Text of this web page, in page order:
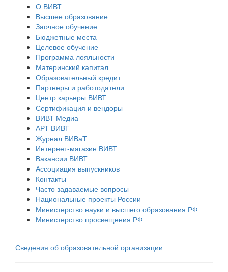
О ВИВТ
Высшее образование
Заочное обучение
Бюджетные места
Целевое обучение
Программа лояльности
Материнский капитал
Образовательный кредит
Партнеры и работодатели
Центр карьеры ВИВТ
Сертификация и вендоры
ВИВТ Медиа
АРТ ВИВТ
Журнал ВИВаТ
Интернет-магазин ВИВТ
Вакансии ВИВТ
Ассоциация выпускников
Контакты
Часто задаваемые вопросы
Национальные проекты России
Министерство науки и высшего образования РФ
Министерство просвещения РФ
Сведения об образовательной организации